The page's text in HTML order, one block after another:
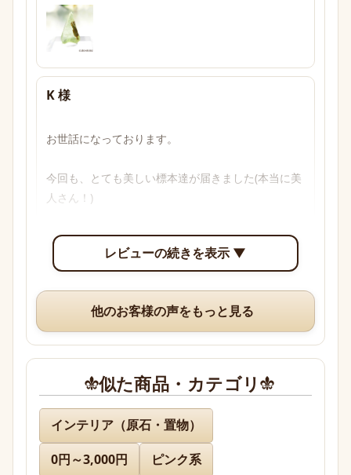
K 様
お世話になっております。
今回も、とても美しい標本達が届きました(本当に美
人さん！)
透明感のあるブルーからパープル、多色性がはっき
り確認できて眺めていて楽しいです。
いつも、丁寧な梱包や手書きのメッセージ、そして
素敵なオマケまでありがとうございますm(*_ _)m
名無し 様
先日通販を利用させて頂きましたが迅速に対応、お
レビューの続きを表示 ▼
他のお客様の声をもっと見る
似た商品・カテゴリ
インテリア（原石・置物）
0円～3,000円
ピンク系